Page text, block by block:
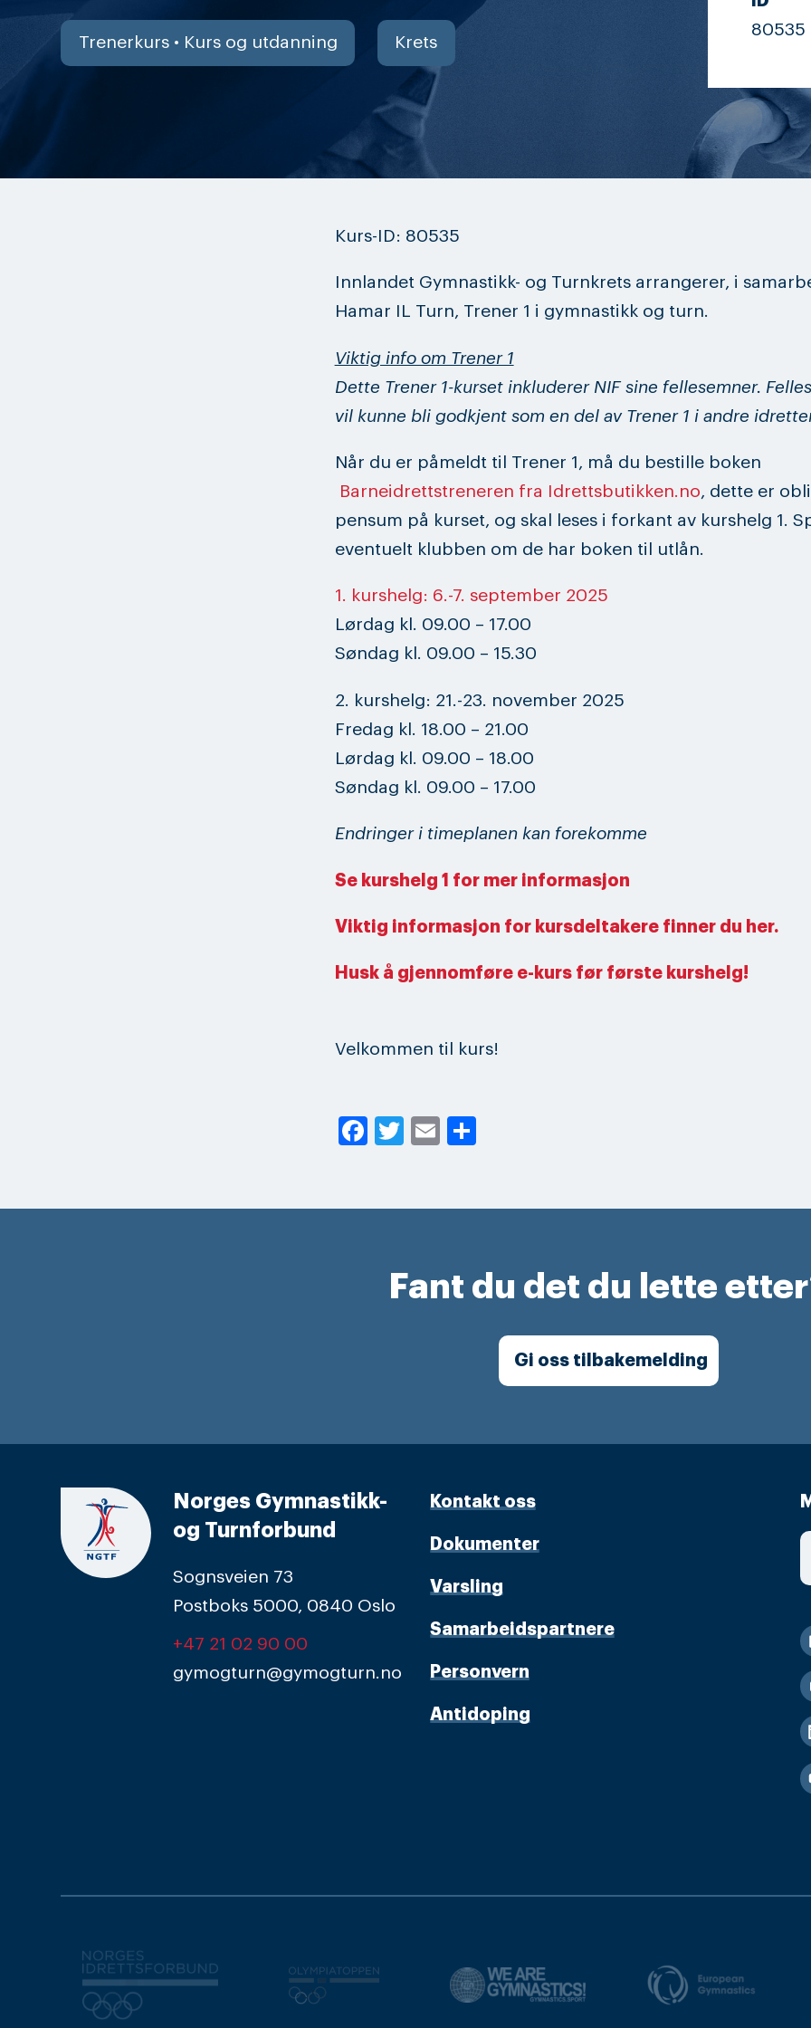
Trenerkurs • Kurs og utdanning Krets
80535
Kurs-ID: 80535
Innlandet Gymnastikk- og Turnkrets arrangerer, i
Hamar IL Turn, Trener 1 i gymnastikk og turn.
Viktig info om Trener 1
Dette Trener 1-kurset inkluderer NIF sine fellesemner.
vil kunne bli godkjent som en del av Trener 1 i andre
Når du er påmeldt til Trener 1, må du bestille boken
Barneidrettstreneren fra Idrettsbutikken.no, dette er
pensum på kurset, og skal leses i forkant av kurshelg 1.
eventuelt klubben om de har boken til utlån.
1. kurshelg: 6.-7. september 2025
Lørdag kl. 09.00 – 17.00
Søndag kl. 09.00 – 15.30
2. kurshelg: 21.-23. november 2025
Fredag kl. 18.00 – 21.00
Lørdag kl. 09.00 – 18.00
Søndag kl. 09.00 – 17.00
Endringer i timeplanen kan forekomme
Se kurshelg 1 for mer informasjon
Viktig informasjon for kursdeltakere finner du her.
Husk å gjennomføre e-kurs før første kurshelg!
Velkommen til kurs!
Facebook
Twitter
Email
Fant du det du lette
Gi oss tilbakemelding
Norges Gymnastikk-
og Turnforbund
Sognsveien 73
Postboks 5000, 0840 Oslo
+47 21 02 90 00
gymogturn@gymogturn.no
Kontakt oss
Dokumenter
Varsling
Samarbeidspartnere
Personvern
Antidoping